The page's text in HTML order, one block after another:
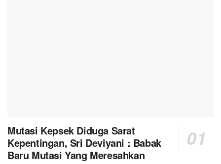
Mutasi Kepsek Diduga Sarat
Kepentingan, Sri Deviyani : Babak
Baru Mutasi Yang Meresahkan